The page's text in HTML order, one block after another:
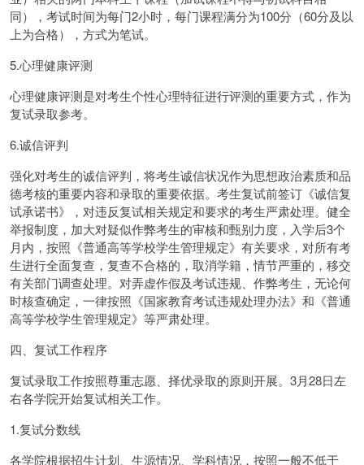
同），考试时间为每门2小时，每门课程满分为100分（60分及以
上为合格），方式为笔试。
5.心理健康评测
心理健康评测是对考生个性心理特征进行评测的重要方式，作为
复试录取参考。
6.诚信评判
强化对考生的诚信评判，将考生诚信状况作为思想政治素质和品
德考核的重要内容和录取的重要依据。考生复试前签订《诚信复
试承诺书》，对违反复试相关规定和要求的考生严肃处理。健全
举报制度，加大对疑似作弊考生的审核和甄别力度，入学后3个
月内，按照《普通高等学校学生管理规定》有关要求，对所有考
生进行全面复查，复查不合格的，取消学籍，情节严重的，移交
有关部门调查处理。对弄虚作假及考试违规、作弊考生，无论何
时核查确定，一律按照《国家教育考试违规处理办法》和《普通
高等学校学生管理规定》等严肃处理。
四、复试工作程序
复试录取工作按照尊重志愿、择优录取的原则开展。3月28日左
右各学院开始复试相关工作。
1.复试分数线
各学院根据招生计划、生源情况、学科情况，按照一般不低于